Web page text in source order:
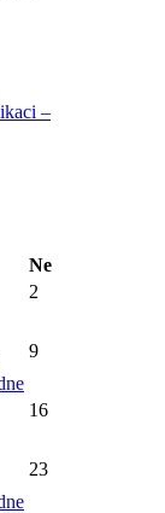
–
Ne
2
9
16
23